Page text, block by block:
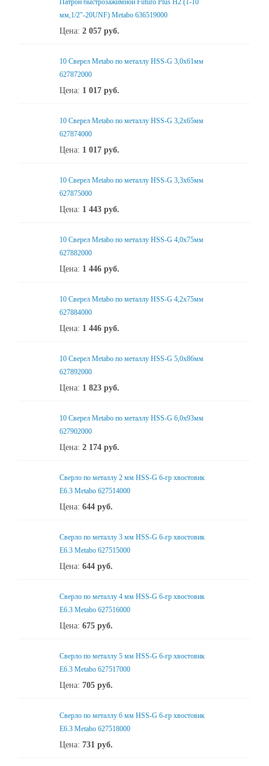
Патрон быстрозажимной Futuro Plus H2 (1-10
мм,1/2"-20UNF) Metabo 636519000
Цена: 2 057 руб.
10 Сверел Metabo по металлу HSS-G 3,0x61мм
627872000
Цена: 1 017 руб.
10 Сверел Metabo по металлу HSS-G 3,2x65мм
627874000
Цена: 1 017 руб.
10 Сверел Metabo по металлу HSS-G 3,3x65мм
627875000
Цена: 1 443 руб.
10 Сверел Metabo по металлу HSS-G 4,0x75мм
627882000
Цена: 1 446 руб.
10 Сверел Metabo по металлу HSS-G 4,2x75мм
627884000
Цена: 1 446 руб.
10 Сверел Metabo по металлу HSS-G 5,0x86мм
627892000
Цена: 1 823 руб.
10 Сверел Metabo по металлу HSS-G 6,0x93мм
627902000
Цена: 2 174 руб.
Сверло по металлу 2 мм HSS-G 6-гр хвостовик
Е6.3 Metabo 627514000
Цена: 644 руб.
Сверло по металлу 3 мм HSS-G 6-гр хвостовик
Е6.3 Metabo 627515000
Цена: 644 руб.
Сверло по металлу 4 мм HSS-G 6-гр хвостовик
Е6.3 Metabo 627516000
Цена: 675 руб.
Сверло по металлу 5 мм HSS-G 6-гр хвостовик
Е6.3 Metabo 627517000
Цена: 705 руб.
Сверло по металлу 6 мм HSS-G 6-гр хвостовик
Е6.3 Metabo 627518000
Цена: 731 руб.